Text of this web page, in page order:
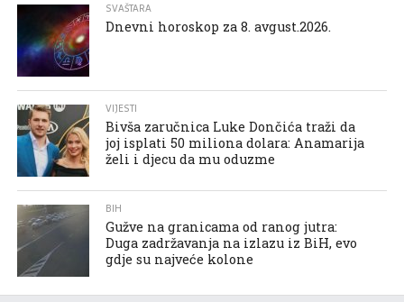
SVAŠTARA
Dnevni horoskop za 8. avgust.2026.
VIJESTI
Bivša zaručnica Luke Dončića traži da
joj isplati 50 miliona dolara: Anamarija
želi i djecu da mu oduzme
BIH
Gužve na granicama od ranog jutra:
Duga zadržavanja na izlazu iz BiH, evo
gdje su najveće kolone